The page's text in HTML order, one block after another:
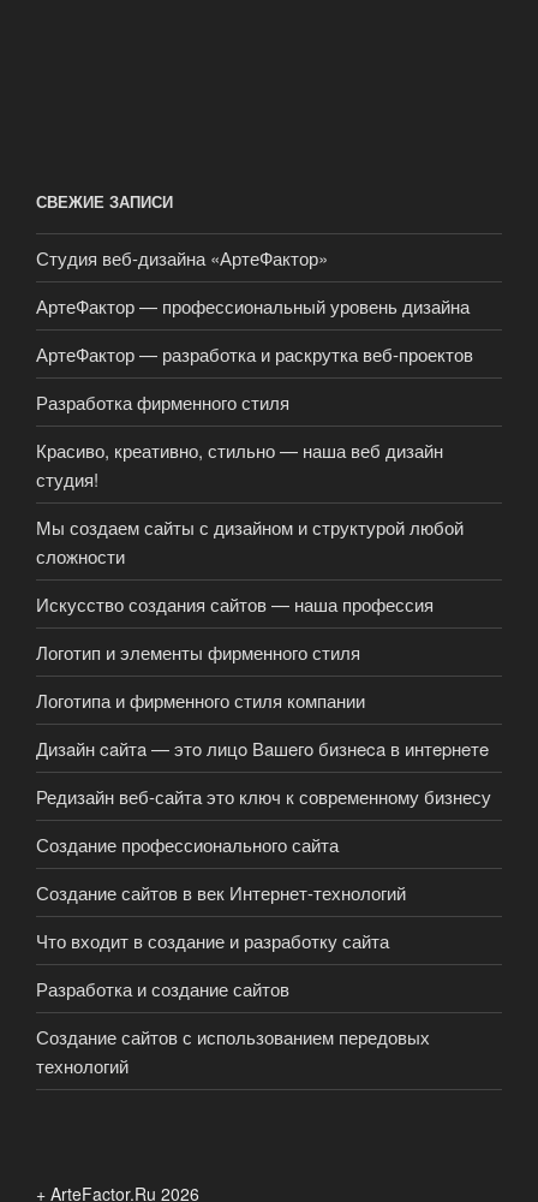
СВЕЖИЕ ЗАПИСИ
Студия веб-дизайна «АртеФактор»
АртеФактор — профессиональный уровень дизайна
АртеФактор — разработка и раскрутка веб-проектов
Разработка фирменного стиля
Красиво, креативно, стильно — наша веб дизайн
студия!
Мы создаем сайты с дизайном и структурой любой
сложности
Искусство создания сайтов — наша профессия
Логотип и элементы фирменного стиля
Логотипа и фирменного стиля компании
Дизaйн caйтa — этo лицo Вaшeгo бизнeca в интepнeтe
Редизайн веб-сайта это ключ к современному бизнесу
Создание профессионального сайта
Создание сайтов в век Интернет-технологий
Что входит в создание и разработку сайта
Разработка и создание сайтов
Создание сайтов с использованием передовых
технологий
+ ArteFactor.Ru 2026